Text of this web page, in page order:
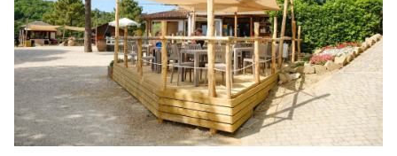
Cicloturismo
Umgebung
Toskana entdecken
Kontakte